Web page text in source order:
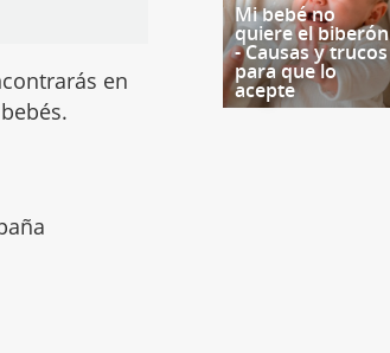
en
Mi bebé no
quiere el biberón
- Causas y trucos
para que lo
acepte